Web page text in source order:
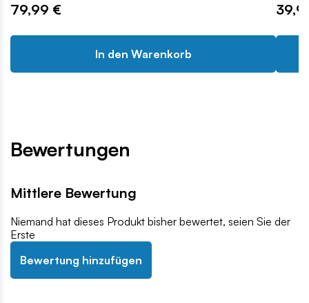
79,99 €
In den Warenkorb
Bewertungen
Mittlere Bewertung
Niemand hat dieses Produkt bisher bewertet, seien Sie der
Erste
Bewertung hinzufügen